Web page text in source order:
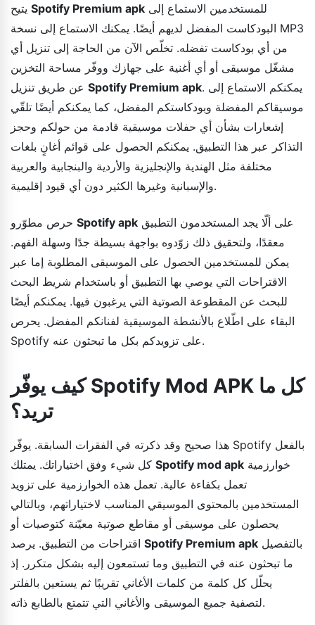
Spotify Premium apk
البودكاست المفضل لديهم أيضًا. يمكنك الاستماع إلى نسخة MP3
من أي بودكاست تفضله. تخلّص الآن من الحاجة إلى تنزيل أي
مشغّل موسيقى أو أي أغنية على جهازك ووفّر مساحة التخزين
Spotify Premium apk. يمكنكم الاستماع إلى
موسيقاكم المفضلة وبودكاستكم المفضل، كما يمكنكم أيضًا تلقّي
إشعارات بشأن أي حفلات موسيقية قادمة من حولكم وحجز
التذاكر عبر هذا التطبيق. يمكنكم الحصول على قوائم أغانٍ بلغات
مختلفة مثل الهندية والإنجليزية والأردية والبنجابية والعربية
والإسبانية وغيرها الكثير دون أي قيود إقليمية.
Spotify apk
معقدًا، ولتحقيق ذلك زوّدوه بواجهة بسيطة جدًا وسهلة الفهم.
يمكن للمستخدمين الحصول على الموسيقى المطلوبة إما عبر
الاقتراحات التي يوصي بها التطبيق أو باستخدام شريط البحث
للبحث عن المقطوعة الصوتية التي يرغبون فيها. يمكنكم أيضًا
البقاء على اطّلاع بالأنشطة الموسيقية لفنانكم المفضل. يحرص
Spotify على تزويدكم بكل ما تبحثون عنه.
كيف يوفّر Spotify Mod APK كل ما
تريد؟
هذا صحيح وقد ذكرته في الفقرات السابقة. يوفّر Spotify بالفعل
Spotify mod apk
تعمل بكفاءة عالية. تعمل هذه الخوارزمية على تزويد
المستخدمين بالمحتوى الموسيقي المناسب لاختياراتهم، وبالتالي
يحصلون على موسيقى أو مقاطع صوتية معيّنة كتوصيات أو
Spotify Premium apk
ما تبحثون عنه في التطبيق وما تستمعون إليه بشكل متكرر. إذ
يحلّل كل كلمة من كلمات الأغاني تقريبًا ثم يستعين بالفلتر
لتصفية جميع الموسيقى والأغاني التي تتمتع بالطابع ذاته.